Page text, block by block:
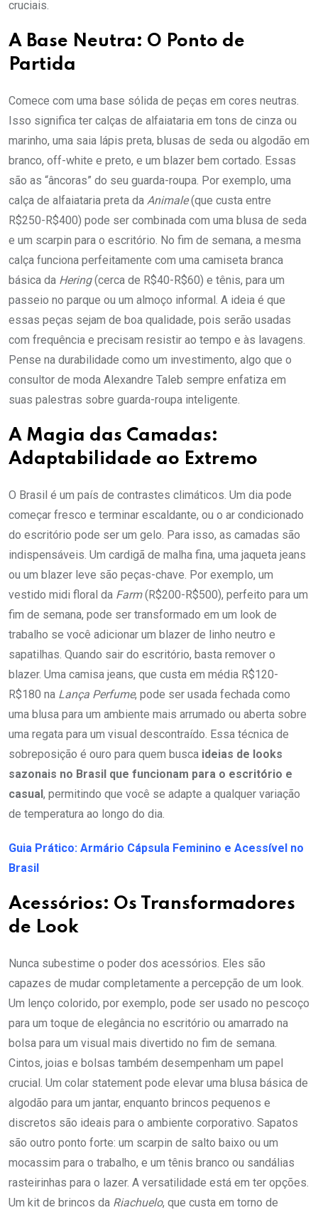
cruciais.
A Base Neutra: O Ponto de
Partida
Comece com uma base sólida de peças em cores neutras.
Isso significa ter calças de alfaiataria em tons de cinza ou
marinho, uma saia lápis preta, blusas de seda ou algodão em
branco, off-white e preto, e um blazer bem cortado. Essas
são as “âncoras” do seu guarda-roupa. Por exemplo, uma
calça de alfaiataria preta da Animale(que custa entre
R$250-R$400) pode ser combinada com uma blusa de seda
e um scarpin para o escritório. No fim de semana, a mesma
calça funciona perfeitamente com uma camiseta branca
básica da Hering(cerca de R$40-R$60) e tênis, para um
passeio no parque ou um almoço informal. A ideia é que
essas peças sejam de boa qualidade, pois serão usadas
com frequência e precisam resistir ao tempo e às lavagens.
Pense na durabilidade como um investimento, algo que o
consultor de moda Alexandre Taleb sempre enfatiza em
suas palestras sobre guarda-roupa inteligente.
A Magia das Camadas:
Adaptabilidade ao Extremo
O Brasil é um país de contrastes climáticos. Um dia pode
começar fresco e terminar escaldante, ou o ar condicionado
do escritório pode ser um gelo. Para isso, as camadas são
indispensáveis. Um cardigã de malha fina, uma jaqueta jeans
ou um blazer leve são peças-chave. Por exemplo, um
vestido midi floral da Farm(R$200-R$500), perfeito para um
fim de semana, pode ser transformado em um look de
trabalho se você adicionar um blazer de linho neutro e
sapatilhas. Quando sair do escritório, basta remover o
blazer. Uma camisa jeans, que custa em média R$120-
R$180 na Lança Perfume, pode ser usada fechada como
uma blusa para um ambiente mais arrumado ou aberta sobre
uma regata para um visual descontraído. Essa técnica de
sobreposição é ouro para quem busca ideias de looks
sazonais no Brasil que funcionam para o escritório e
casual, permitindo que você se adapte a qualquer variação
de temperatura ao longo do dia.
Guia Prático: Armário Cápsula Feminino e Acessível no
Brasil
Acessórios: Os Transformadores
de Look
Nunca subestime o poder dos acessórios. Eles são
capazes de mudar completamente a percepção de um look.
Um lenço colorido, por exemplo, pode ser usado no pescoço
para um toque de elegância no escritório ou amarrado na
bolsa para um visual mais divertido no fim de semana.
Cintos, joias e bolsas também desempenham um papel
crucial. Um colar statement pode elevar uma blusa básica de
algodão para um jantar, enquanto brincos pequenos e
discretos são ideais para o ambiente corporativo. Sapatos
são outro ponto forte: um scarpin de salto baixo ou um
mocassim para o trabalho, e um tênis branco ou sandálias
rasteirinhas para o lazer. A versatilidade está em ter opções.
Um kit de brincos da Riachuelo, que custa em torno de